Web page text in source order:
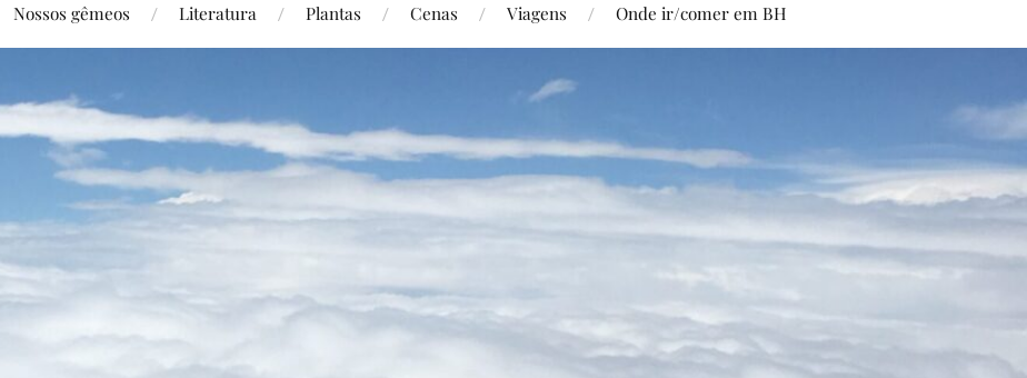
Nossos gêmeos Literatura Plantas Cenas Viagens Onde ir/comer em BH